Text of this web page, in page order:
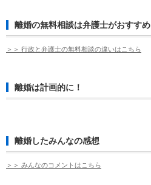
離婚の無料相談は弁護士がおすすめ
＞＞ 行政と弁護士の無料相談の違いはこちら
離婚は計画的に！
離婚したみんなの感想
＞＞ みんなのコメントはこちら